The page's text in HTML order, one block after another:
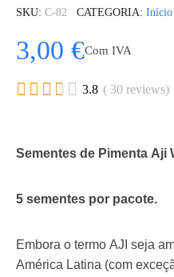
SKU C-82 CATEGORIA Início
3,00 €Com IVA
     3.8 ( 30 reviews)
Sementes de Pimenta Aji
5 sementes por pacote.
Embora o termo AJI seja
América Latina (com